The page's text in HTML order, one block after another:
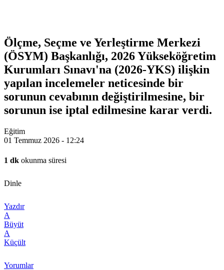
Ölçme, Seçme ve Yerleştirme Merkezi
(ÖSYM) Başkanlığı, 2026 Yükseköğretim
Kurumları Sınavı'na (2026-YKS) ilişkin
yapılan incelemeler neticesinde bir
sorunun cevabının değiştirilmesine, bir
sorunun ise iptal edilmesine karar verdi.
Eğitim
01 Temmuz 2026 - 12:24
1 dk okunma süresi
Dinle
Yazdır
A
Büyüt
A
Küçült
Yorumlar